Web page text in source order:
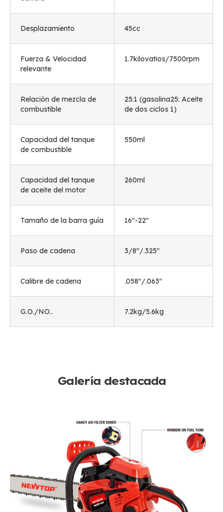
Desplazamiento 45cc
Fuerza & Velocidad
relevante
1.7kilovatios/7500rpm
Relación de mezcla de
combustible
25:1 (gasolina25: Aceite
de dos ciclos 1)
Capacidad del tanque
de combustible
550ml
Capacidad del tanque
de aceite del motor
260ml
Tamaño de la barra guía 16"-22"
Paso de cadena 3/8"/.325"
Calibre de cadena .058"/.063"
G.O./NO.. 7.2kg/5.6kg
Galería destacada